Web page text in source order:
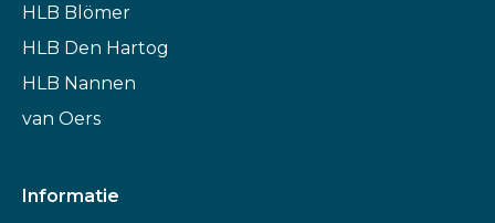
HLB Blömer
HLB Den Hartog
HLB Nannen
van Oers
Informatie